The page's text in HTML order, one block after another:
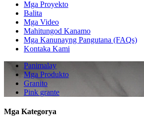
Mga Proyekto
Balita
Mga Video
Mahitungod Kanamo
Mga Kanunayng Pangutana (FAQs)
Kontaka Kami
Panimalay
Mga Produkto
Granito
Pink grante
Mga Kategorya